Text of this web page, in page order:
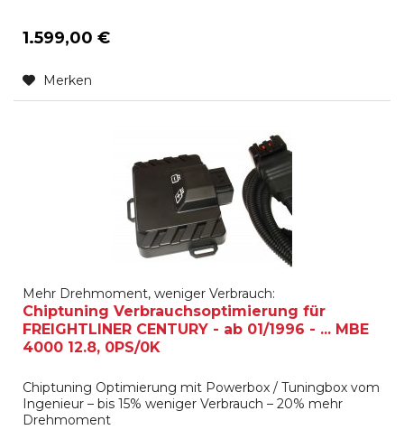
1.599,00 €
Merken
Mehr Drehmoment, weniger Verbrauch:
Chiptuning Verbrauchsoptimierung für
FREIGHTLINER CENTURY - ab 01/1996 - ... MBE
4000 12.8, 0PS/0K
Chiptuning Optimierung mit Powerbox / Tuningbox vom
Ingenieur – bis 15% weniger Verbrauch – 20% mehr
Drehmoment